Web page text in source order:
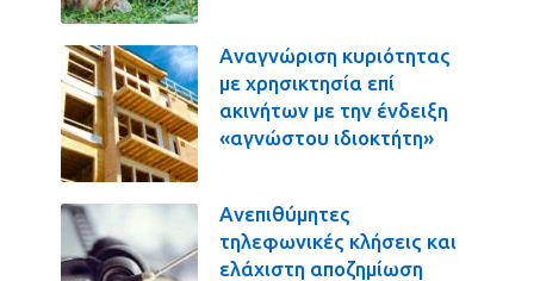
Αναγνώριση κυριότητας
με χρησικτησία επί
ακινήτων με την ένδειξη
«αγνώστου ιδιοκτήτη»
Ανεπιθύμητες
τηλεφωνικές κλήσεις και
ελάχιστη αποζημίωση